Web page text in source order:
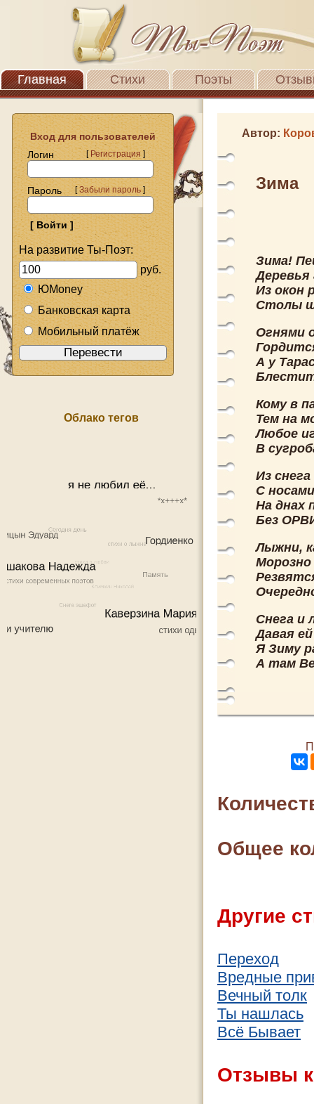
Главная Стихи Поэты
Вход для пользователей
Логин
[Регистрация]
Пароль [Забыли пароль]
На развитие Ты-Поэт:
руб.
ЮMoney
Банковская карта
Мобильный платёж
Облако тегов
Автор:
Зима
Зима!
Из окон
Столы
Огнями
А у
Кому в
Тем на
Любое
В
Из
С
На днах
Без
Лыжни,
Снега и
Давая
Я Зиму
А там
Общее
Другие
Переход
Вредные
Вечный толк
Ты нашлась
Всё Бывает
Отзывы